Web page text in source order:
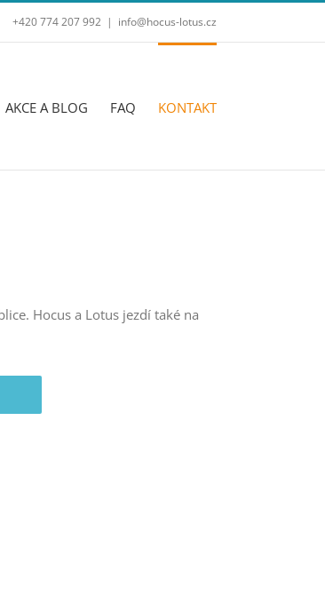
+420 774 207 992 | info@hocus-lotus.cz
AKCE A BLOG FAQ KONTAKT
Hocus a Lotus jezdí také na